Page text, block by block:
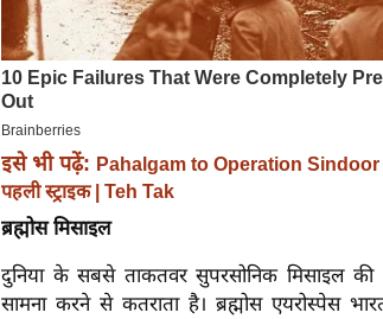
इसे भी पढ़ें: Pahalgam to Operation Sindoor
पहली स्ट्राइक | Teh Tak
ब्रह्मोस मिसाइल
दुनिया के सबसे ताकतवर सुपरसोनिक मिसाइल
सामना करने से कतराता है। ब्रह्मोस एयरोस्पेस